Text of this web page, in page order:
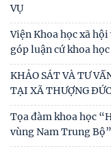
VỤ
Viện Khoa học xã
góp luận cứ khoa
KHẢO SÁT VÀ TƯ
TẠI XÃ THƯỢNG
Tọa đàm khoa học
vùng Nam Trung Bộ”